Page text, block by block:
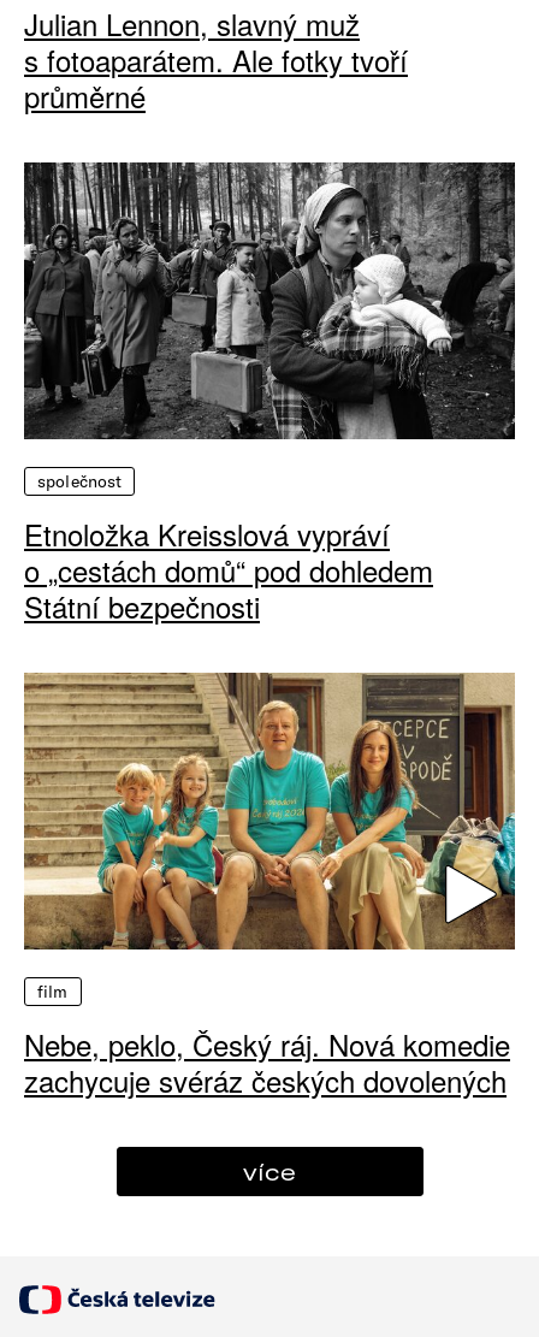
Julian Lennon, slavný muž
s fotoaparátem. Ale fotky tvoří
průměrné
společnost
Etnoložka Kreisslová vypráví
o „cestách domů“ pod dohledem
Státní bezpečnosti
film
Nebe, peklo, Český ráj. Nová komedie
zachycuje svéráz českých dovolených
více